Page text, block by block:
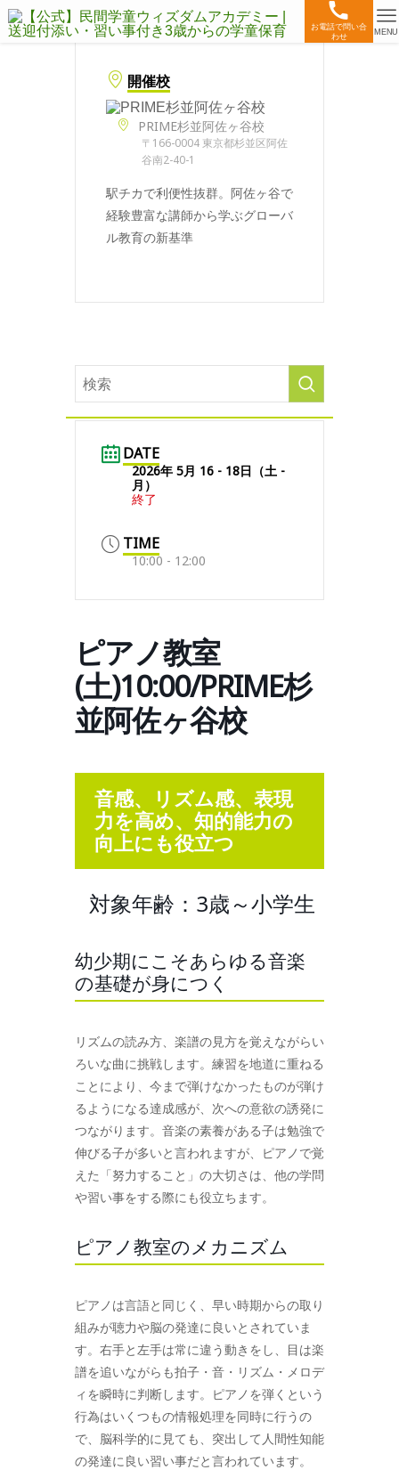
お電話で問い合
わせ
MENU
開催校
PRIME杉並阿佐ヶ谷校
〒166-0004 東京都杉並区阿佐
谷南2-40-1
駅チカで利便性抜群。阿佐ヶ谷で
経験豊富な講師から学ぶグローバ
ル教育の新基準
DATE
2026年 5月 16 - 18日（土 -
月）
終了
TIME
10:00 - 12:00
ピアノ教室
(土)10:00/PRIME杉
並阿佐ヶ谷校
音感、リズム感、表現
力を高め、知的能力の
向上にも役立つ
対象年齢：3歳～小学生
幼少期にこそあらゆる音楽
の基礎が身につく
リズムの読み方、楽譜の見方を覚えながらい
ろいな曲に挑戦します。練習を地道に重ねる
ことにより、今まで弾けなかったものが弾け
るようになる達成感が、次への意欲の誘発に
つながります。音楽の素養がある子は勉強で
伸びる子が多いと言われますが、ピアノで覚
えた「努力すること」の大切さは、他の学問
や習い事をする際にも役立ちます。
ピアノ教室のメカニズム
ピアノは言語と同じく、早い時期からの取り
組みが聴力や脳の発達に良いとされていま
す。右手と左手は常に違う動きをし、目は楽
譜を追いながらも拍子・音・リズム・メロデ
ィを瞬時に判断します。ピアノを弾くという
行為はいくつもの情報処理を同時に行うの
で、脳科学的に見ても、突出して人間性知能
の発達に良い習い事だと言われています。